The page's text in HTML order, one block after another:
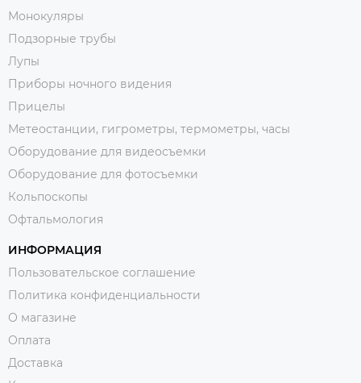
Монокуляры
Подзорные трубы
Лупы
Приборы ночного видения
Прицелы
Метеостанции, гигрометры, термометры, часы
Оборудование для видеосъемки
Оборудование для фотосъемки
Кольпоскопы
Офтальмология
ИНФОРМАЦИЯ
Пользовательское соглашение
Политика конфиденциальности
О магазине
Оплата
Доставка